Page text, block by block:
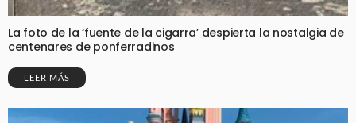
La foto de la ‘fuente de la cigarra’ despierta la nostalgia de
centenares de ponferradinos
LEER MÁS